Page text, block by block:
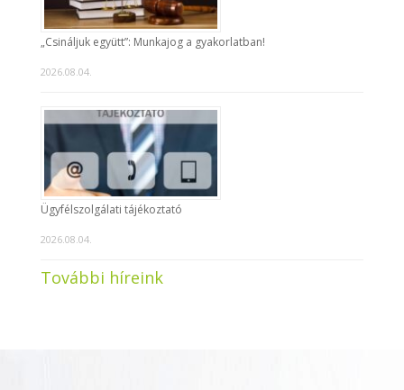
„Csináljuk együtt”: Munkajog a gyakorlatban!
2026.08.04.
Ügyfélszolgálati tájékoztató
2026.08.04.
További híreink